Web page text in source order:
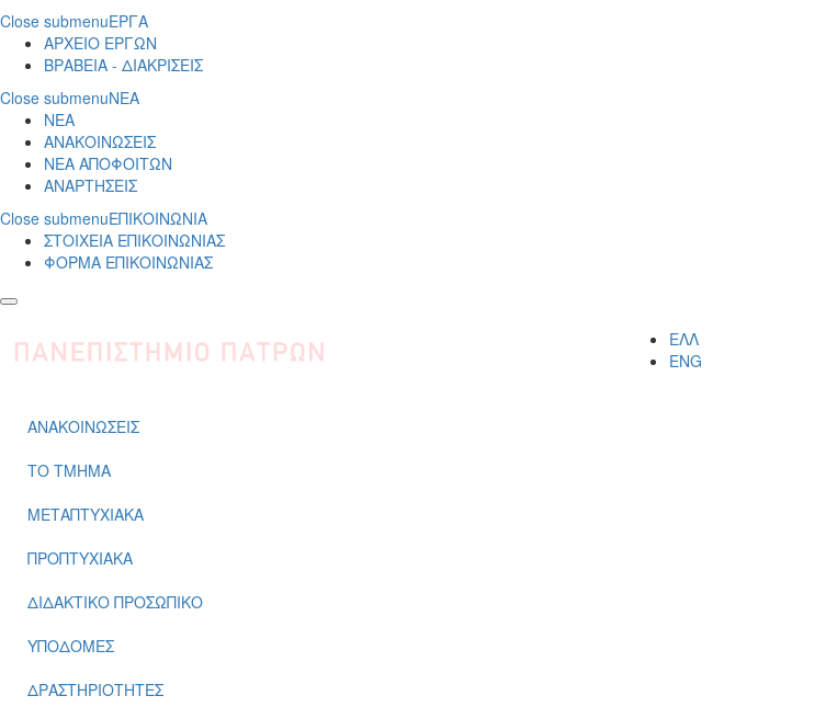
Close submenuΕΡΓΑ
ΑΡΧΕΙΟ ΕΡΓΩΝ
ΒΡΑΒΕΙΑ - ΔΙΑΚΡΙΣΕΙΣ
Close submenuΝΕΑ
ΝΕΑ
ΑΝΑΚΟΙΝΩΣΕΙΣ
ΝΕΑ ΑΠΟΦΟΙΤΩΝ
ΑΝΑΡΤΗΣΕΙΣ
Close submenuΕΠΙΚΟΙΝΩΝΙΑ
ΣΤΟΙΧΕΙΑ ΕΠΙΚΟΙΝΩΝΙΑΣ
ΦΟΡΜΑ ΕΠΙΚΟΙΝΩΝΙΑΣ
ΕΛΛ
ENG
ΑΝΑΚΟΙΝΩΣΕΙΣ
ΤΟ ΤΜΗΜΑ
ΜΕΤΑΠΤΥΧΙΑΚΑ
ΠΡΟΠΤΥΧΙΑΚΑ
ΔΙΔΑΚΤΙΚΟ ΠΡΟΣΩΠΙΚΟ
ΥΠΟΔΟΜΕΣ
ΔΡΑΣΤΗΡΙΟΤΗΤΕΣ